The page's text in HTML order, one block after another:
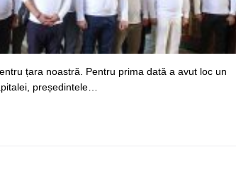
țara noastră. Pentru prima dată a avut loc un
președintele…